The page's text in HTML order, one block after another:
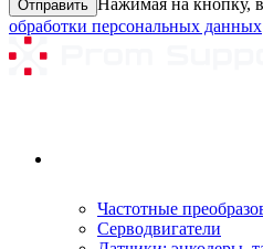
Нажимая на кнопку,
обработки персональных данных
Частотные
Серводвигатели